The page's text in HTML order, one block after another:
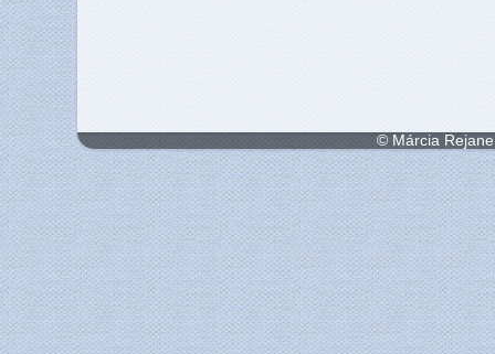
© Márcia